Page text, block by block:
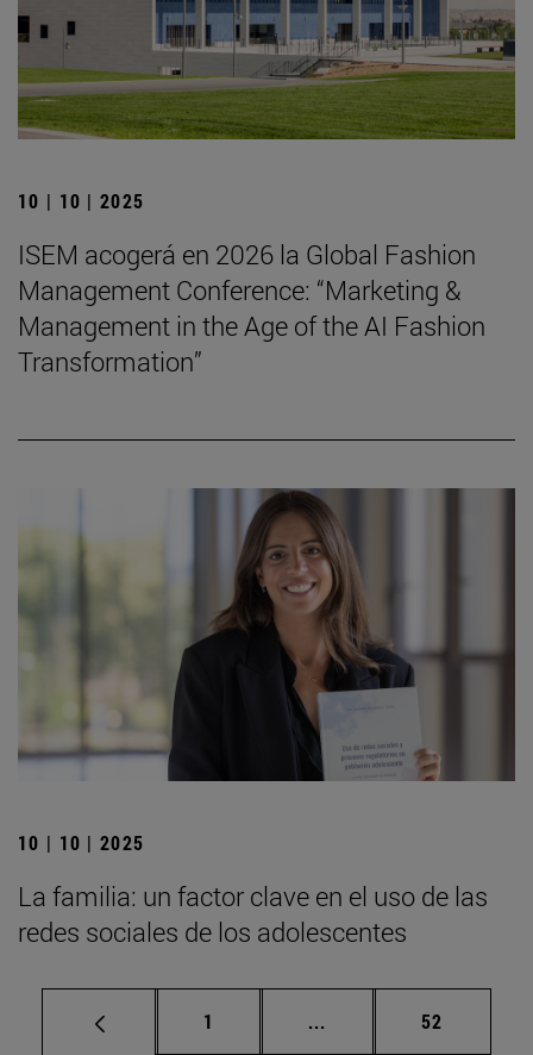
10 | 10 | 2025
ISEM acogerá en 2026 la Global Fashion
Management Conference: “Marketing &
Management in the Age of the AI Fashion
Transformation”
10 | 10 | 2025
La familia: un factor clave en el uso de las
redes sociales de los adolescentes
Página
1 ... Páginas intermedias
Página
52